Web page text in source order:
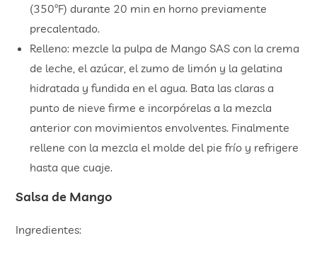
(350ºF) durante 20 min en horno previamente
precalentado.
Relleno: mezcle la pulpa de Mango SAS con la crema
de leche, el azúcar, el zumo de limón y la gelatina
hidratada y fundida en el agua. Bata las claras a
punto de nieve firme e incorpórelas a la mezcla
anterior con movimientos envolventes. Finalmente
rellene con la mezcla el molde del pie frío y refrigere
hasta que cuaje.
Salsa de Mango
Ingredientes: